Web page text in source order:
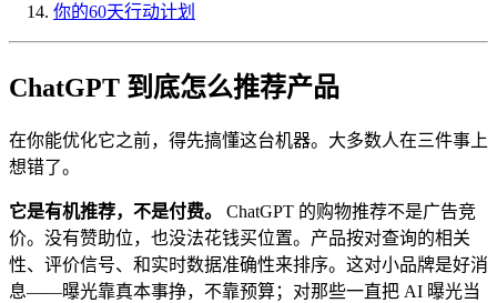
你的60天行动计划
ChatGPT 到底怎么推荐产品
在你能优化它之前，得先搞懂这台机器。大多数人在三件事上
想错了。
它是有机推荐，不是付费。
ChatGPT 的购物推荐不是广告竞
价。没有赞助位，也没法花钱买位置。产品按对查询的相关
性、评价信号、和实时数据准确性来排序。这对小品牌是好消
息——曝光靠真本事挣，不靠预算；对那些一直把 AI 曝光当